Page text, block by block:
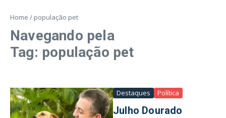
Home / população pet
Navegando pela
Tag: população pet
Destaques Política
Julho Dourado